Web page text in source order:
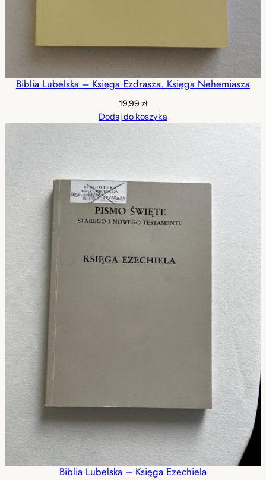
Biblia Lubelska – Księga Ezdrasza. Księga Nehemiasza
19,99 zł
Dodaj do koszyka
Biblia Lubelska – Księga Ezechiela